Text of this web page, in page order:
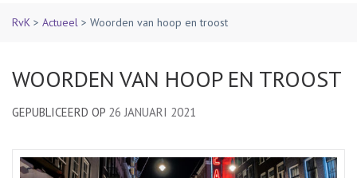
RvK > Actueel > Woorden van hoop en troost
WOORDEN VAN HOOP EN TROOST
GEPUBLICEERD OP 26 JANUARI 2021